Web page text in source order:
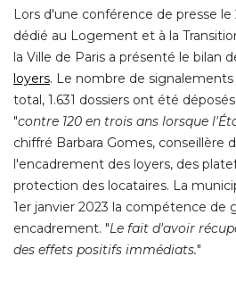
Lors d'une conférence de presse le
dédié au Logement et à la
la Ville de Paris a présenté le bilan
loyers. Le nombre de signalements
total, 1.631 dossiers ont été
"contre 120 en trois ans lorsque
chiffré Barbara Gomes, conseillère
l'encadrement des loyers, des
protection des locataires. La
1er janvier 2023 la compétence de
encadrement. "Le fait d'avoir
des effets positifs immédiats."